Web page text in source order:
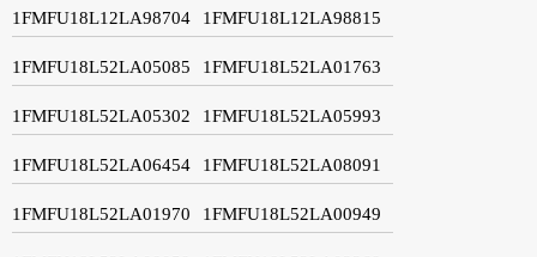
1FMFU18L12LA98704 1FMFU18L12LA98815
1FMFU18L52LA05085 1FMFU18L52LA01763
1FMFU18L52LA05302 1FMFU18L52LA05993
1FMFU18L52LA06454 1FMFU18L52LA08091
1FMFU18L52LA01970 1FMFU18L52LA00949